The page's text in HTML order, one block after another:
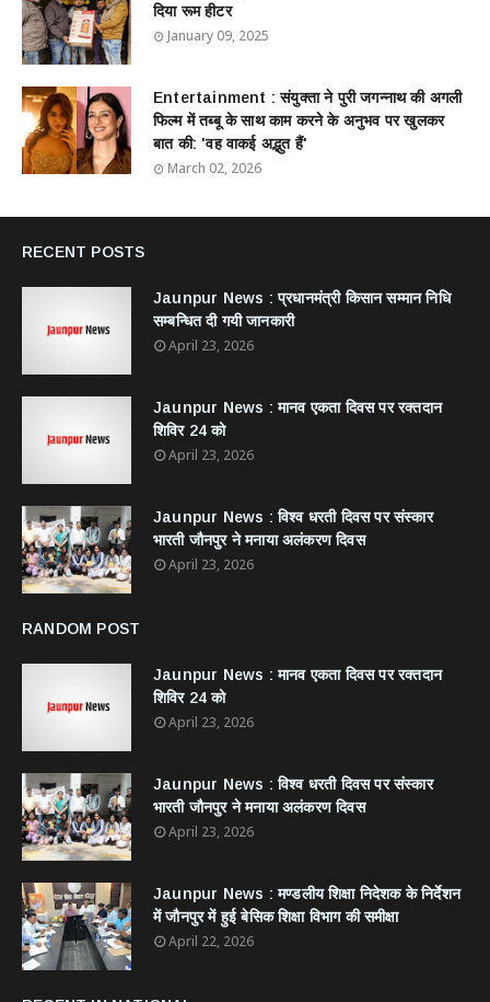
दिया रूम हीटर
January 09, 2025
Entertainment : ​संयुक्ता ने पुरी जगन्नाथ की अगली
फिल्म में तब्बू के साथ काम करने के अनुभव पर खुलकर
बात की: 'वह वाकई अद्भुत हैं'
March 02, 2026
RECENT POSTS
Jaunpur News : ​प्रधानमंत्री किसान सम्मान निधि
सम्बन्धित दी गयी जानकारी
April 23, 2026
Jaunpur News : ​मानव एकता दिवस पर रक्तदान
शिविर 24 को
April 23, 2026
Jaunpur News : विश्व धरती दिवस पर संस्कार
भारती जौनपुर ने मनाया अलंकरण दिवस
April 23, 2026
RANDOM POST
Jaunpur News : ​मानव एकता दिवस पर रक्तदान
शिविर 24 को
April 23, 2026
Jaunpur News : विश्व धरती दिवस पर संस्कार
भारती जौनपुर ने मनाया अलंकरण दिवस
April 23, 2026
Jaunpur News : ​मण्डलीय शिक्षा निदेशक के निर्देशन
में जौनपुर में हुई बेसिक शिक्षा विभाग की समीक्षा
April 22, 2026